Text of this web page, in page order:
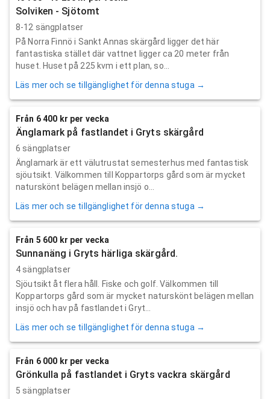
Solviken - Sjötomt
8-12 sängplatser
På Norra Finnö i Sankt Annas skärgård ligger det här
fantastiska stället där vattnet ligger ca 20 meter från
huset. Huset på 225 kvm i ett plan, so...
Läs mer och se tillgänglighet för denna stuga →
Från 6 400 kr per vecka
Änglamark på fastlandet i Gryts skärgård
6 sängplatser
Änglamark är ett välutrustat semesterhus med fantastisk
sjöutsikt. Välkommen till Koppartorps gård som är mycket
naturskönt belägen mellan insjö o...
Läs mer och se tillgänglighet för denna stuga →
Från 5 600 kr per vecka
Sunnanäng i Gryts härliga skärgård.
4 sängplatser
Sjöutsikt åt flera håll. Fiske och golf. Välkommen till
Koppartorps gård som är mycket naturskönt belägen mellan
insjö och hav på fastlandet i Gryt...
Läs mer och se tillgänglighet för denna stuga →
Från 6 000 kr per vecka
Grönkulla på fastlandet i Gryts vackra skärgård
5 sängplatser